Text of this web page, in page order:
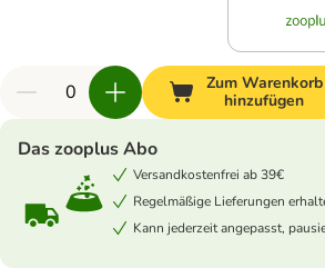
Zum Warenkorb
hinzufügen
Das zooplus Abo
Versandkostenfrei ab 39€
Regelmäßige Lieferungen
Kann jederzeit angepasst,